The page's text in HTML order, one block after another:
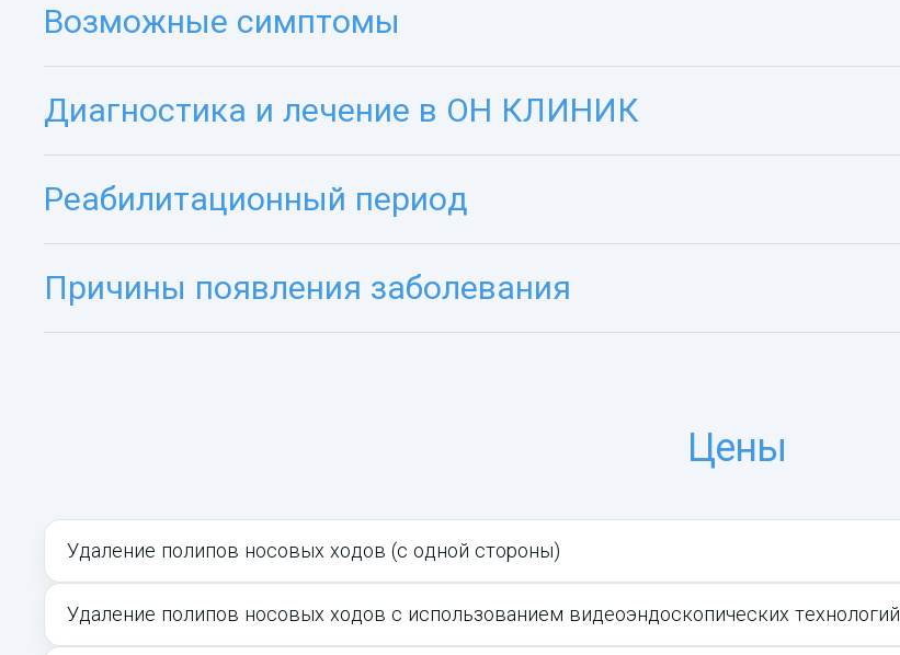
Возможные симптомы
Диагностика и лечение в ОН КЛИНИК
Реабилитационный период
Причины появления заболевания
Цены
Удаление полипов носовых ходов (с одной стороны)
Удаление полипов носовых ходов с использованием видеоэндоскопических технологий